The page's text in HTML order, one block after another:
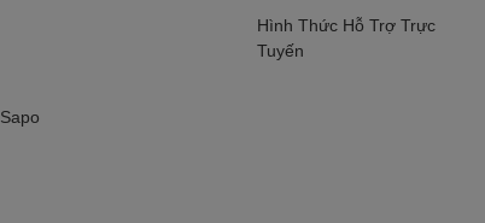
Hình Thức Hỗ Trợ Trực
Tuyến
Sapo